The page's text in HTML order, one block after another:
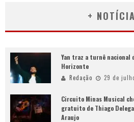
+
Yan traz a turnê nacional
Horizonte
Redação 29 de
Circuito Minas Musical
gratuito de Thiago
Araujo